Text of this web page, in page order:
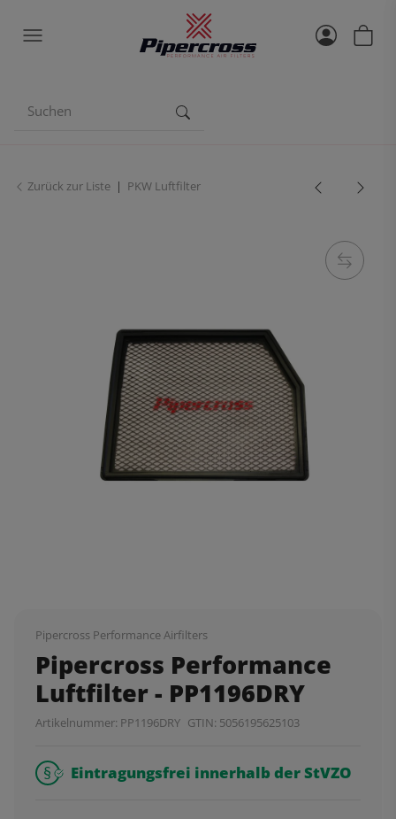
Zurück zur Liste PKW Luftfilter
Pipercross Performance Airfilters
Pipercross Performance
Luftfilter - PP1196DRY
Artikelnummer: PP1196DRY GTIN: 5056195625103
Eintragungsfrei innerhalb der StVZO